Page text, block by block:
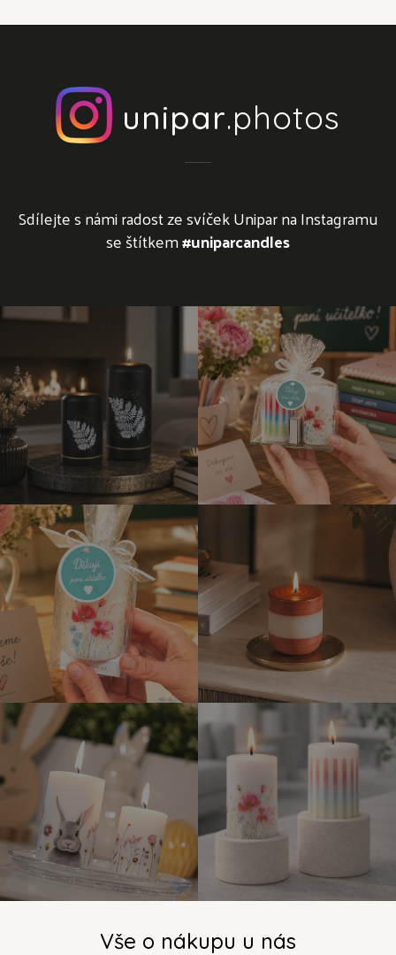
unipar.photos
Sdílejte s námi radost ze svíček Unipar na Instagramu
se štítkem#uniparcandles
Vše o nákupu u nás